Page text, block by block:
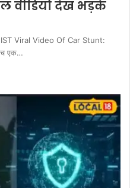
वीडियो देख भड़के
Viral Video Of Car Stunt:
एक…